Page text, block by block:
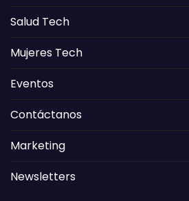
Salud Tech
Mujeres Tech
Eventos
Contáctanos
Marketing
Newsletters